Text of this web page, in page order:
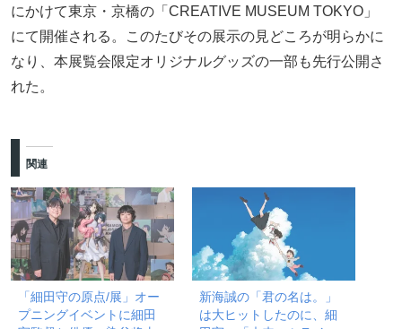
にかけて東京・京橋の「CREATIVE MUSEUM TOKYO」
にて開催される。このたびその展示の見どころが明らかに
なり、本展覧会限定オリジナルグッズの一部も先行公開さ
れた。
関連
「細田守の原点/展」オー
プニングイベントに細田
新海誠の「君の名は。」
は大ヒットしたのに、細